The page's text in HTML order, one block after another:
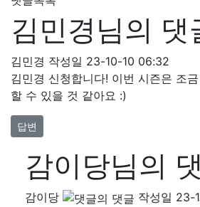
김민경님의 댓
김민경 작성일 23-10-10 06:32
김민경 신청합니다! 이번 시즌은 조
할 수 있을 것 같아요 :)
답변
감이당님의
감이당 작성일 23-